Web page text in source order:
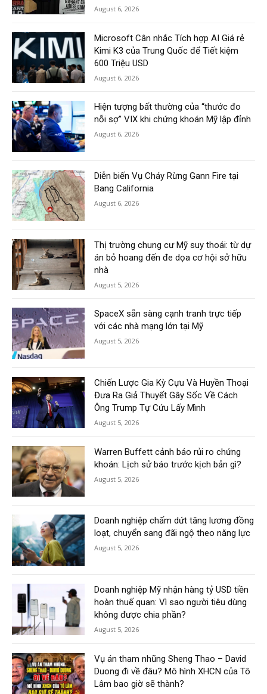
August 6, 2026
Microsoft Cân nhắc Tích hợp AI Giá rẻ
Kimi K3 của Trung Quốc để Tiết kiệm
600 Triệu USD
August 6, 2026
Hiện tượng bất thường của “thước đo
nỗi sợ” VIX khi chứng khoán Mỹ lập đỉnh
August 6, 2026
Diễn biến Vụ Cháy Rừng Gann Fire tại
Bang California
August 6, 2026
Thị trường chung cư Mỹ suy thoái: từ dự
án bỏ hoang đến đe dọa cơ hội sở hữu
nhà
August 5, 2026
SpaceX sẵn sàng cạnh tranh trực tiếp
với các nhà mạng lớn tại Mỹ
August 5, 2026
Chiến Lược Gia Kỳ Cựu Và Huyền Thoại
Đưa Ra Giả Thuyết Gây Sốc Về Cách
Ông Trump Tự Cứu Lấy Mình
August 5, 2026
Warren Buffett cảnh báo rủi ro chứng
khoán: Lịch sử báo trước kịch bản gì?
August 5, 2026
Doanh nghiệp chấm dứt tăng lương đồng
loạt, chuyển sang đãi ngộ theo năng lực
August 5, 2026
Doanh nghiệp Mỹ nhận hàng tỷ USD tiền
hoàn thuế quan: Vì sao người tiêu dùng
không được chia phần?
August 5, 2026
Vụ án tham nhũng Sheng Thao – David
Duong đi về đâu? Mô hình XHCN của Tô
Lâm bao giờ sẽ thành?